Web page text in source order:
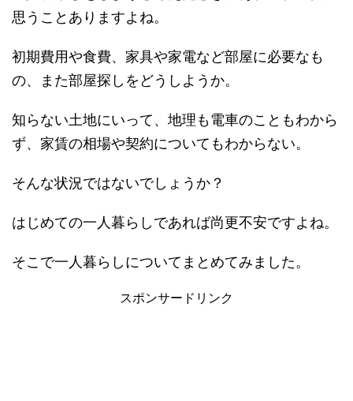
思うことありますよね。
初期費用や食費、家具や家電など部屋に必要なも
の、また部屋探しをどうしようか。
知らない土地にいって、地理も電車のこともわから
ず、家賃の相場や契約についてもわからない。
そんな状況ではないでしょうか？
はじめての一人暮らしであれば尚更不安ですよね。
そこで一人暮らしについてまとめてみました。
スポンサードリンク